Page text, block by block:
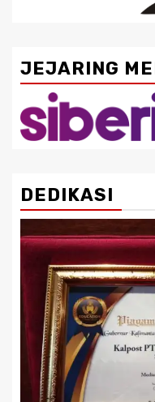
JEJARING
DEDIKASI